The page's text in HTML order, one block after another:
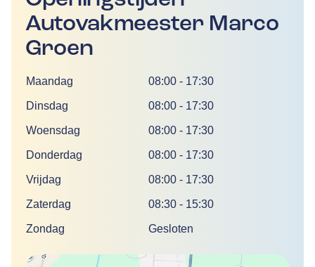
Autovakmeester Marco
Groen
DagTijd
Maandag 08:00 - 17:30
Dinsdag 08:00 - 17:30
Woensdag 08:00 - 17:30
Donderdag 08:00 - 17:30
Vrijdag 08:00 - 17:30
Zaterdag 08:30 - 15:30
Zondag Gesloten